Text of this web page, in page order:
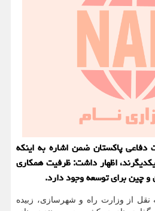
دفاعی پاکستان ضمن اشاره به اینکه
یکدیگرند، اظهار داشت: ظرفیت همکاری
و چین برای توسعه وجود دارد.
نقل از وزارت راه و شهرسازی، زبیده